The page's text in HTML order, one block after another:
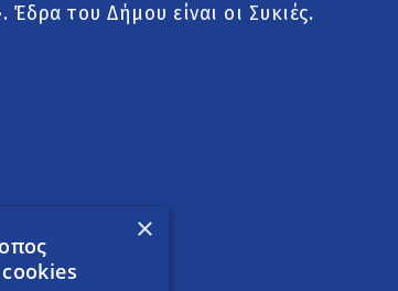
Έδρα του Δήμου είναι οι Συκιές.
×